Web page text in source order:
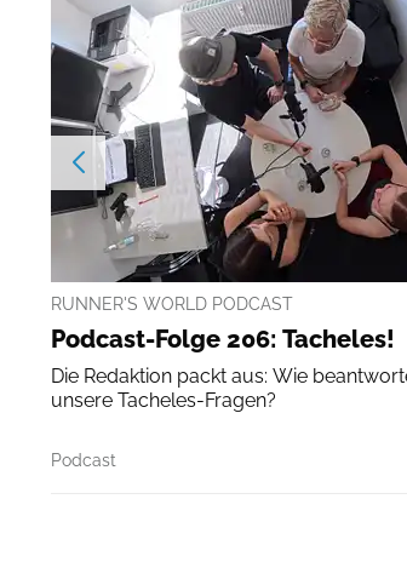
RUNNER'S WORLD PODCAST
Podcast-Folge 206: Tacheles!
Die Redaktion packt aus: Wie
unsere Tacheles-Fragen?
Podcast